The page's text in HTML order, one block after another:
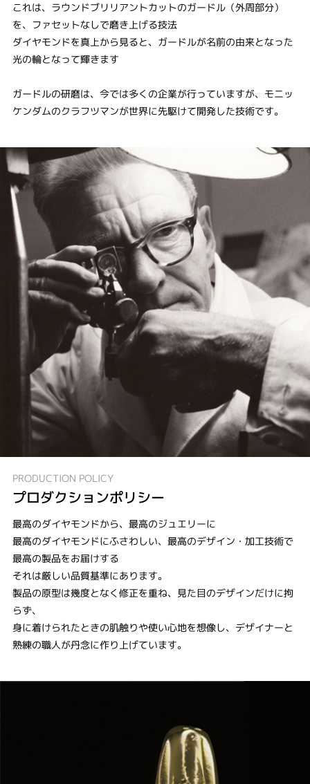
これは、ラウンドブリリアントカットのガードル（外周部分）
を、ファセットなしで磨き上げる技法
ダイヤモンドを真上から見ると、ガードルが名前の由来となった
光の輪となって輝きます
ガードルの研磨は、今では多くの企業が行っていますが、モニッ
ケンダムのクラフツマンが世界に先駆けて開発した技術です。
PRODUCTION POLICY
プロダクションポリシー
最高のダイヤモンドから、最高のジュエリーに
最高のダイヤモンドにふさわしい、最高のデザイン・加工技術で
最高の製品をお届けする
それは厳しい品質基準にあります。
製品の原型は幾度となく修正を重ね、見た目のデザインだけに拘
らず、
身に着けられたときの肌触りや使い心地を想像し、デザイナーと
熟練の職人が丹念に作り上げています。